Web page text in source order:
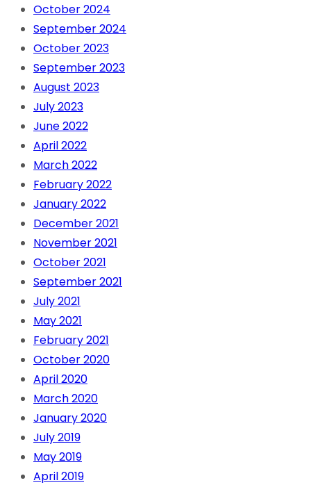
October 2024
September 2024
October 2023
September 2023
August 2023
July 2023
June 2022
April 2022
March 2022
February 2022
January 2022
December 2021
November 2021
October 2021
September 2021
July 2021
May 2021
February 2021
October 2020
April 2020
March 2020
January 2020
July 2019
May 2019
April 2019